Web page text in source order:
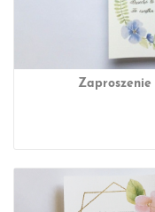
Zaproszenie